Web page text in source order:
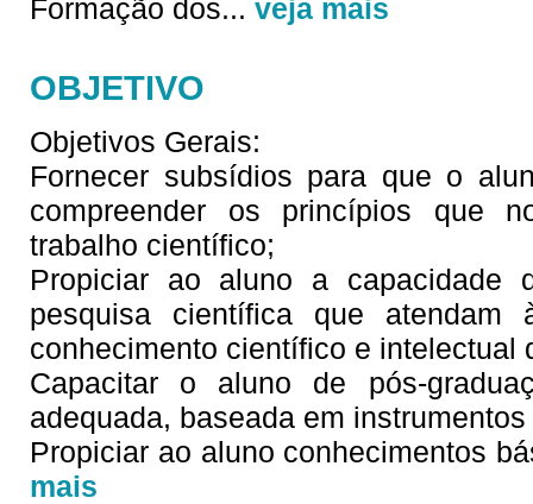
Formação dos... veja mais
OBJETIVO
Objetivos Gerais:
Fornecer subsídios para que o
compreender os princípios que
trabalho científico;
Propiciar ao aluno a capacidade
pesquisa científica que atendam
conhecimento científico e intelectual
Capacitar o aluno de pós-
adequada, baseada em
Propiciar ao aluno conhecimentos
mais